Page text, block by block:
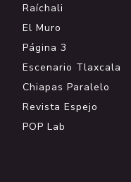
Raíchali
El Muro
Página 3
Escenario Tlaxcala
Chiapas Paralelo
Revista Espejo
POP Lab